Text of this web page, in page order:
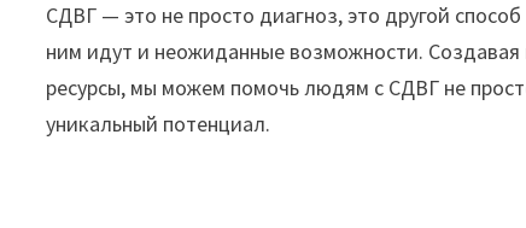
СДВГ — это не просто диагноз, это другой
ним идут и неожиданные возможности.
ресурсы, мы можем помочь людям с СДВГ не
уникальный потенциал.